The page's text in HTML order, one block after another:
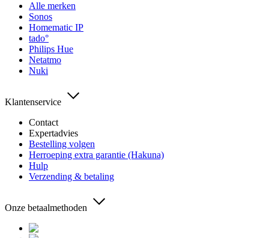
Alle merken
Sonos
Homematic IP
tado°
Philips Hue
Netatmo
Nuki
Klantenservice
Contact
Expertadvies
Bestelling volgen
Herroeping extra garantie (Hakuna)
Hulp
Verzending & betaling
Onze betaalmethoden